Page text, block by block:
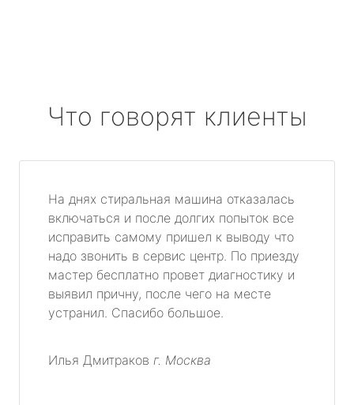
Что говорят клиенты
На днях стиральная машина отказалась
включаться и после долгих попыток все
исправить самому пришел к выводу что
надо звонить в сервис центр. По приезду
мастер бесплатно провет диагностику и
выявил причну, после чего на месте
устранил. Спасибо большое.
Илья Дмитраков г. Москва